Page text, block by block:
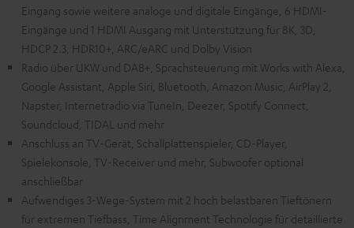
Eingang sowie weitere analoge und digitale Eingänge, 6 HDMI-
Eingänge und 1 HDMI Ausgang mit Unterstützung für 8K, 3D,
HDCP 2.3, HDR10+, ARC/eARC und Dolby Vision
Radio über UKW und DAB+, Sprachsteuerung mit Works with Alexa,
Google Assistant, Apple Siri, Bluetooth, Amazon Music, AirPlay 2,
Napster, Internetradio via TuneIn, Deezer, Spotify Connect,
Soundcloud, TIDAL und mehr
Anschluss an TV-Gerät, Schallplattenspieler, CD-Player,
Spielekonsole, TV-Receiver und mehr, Subwoofer optional
anschließbar
Aufwendiges 3-Wege-System mit 2 hoch belastbaren Tieftönern
für extremen Tiefbass, Time Alignment Technologie für detaillierte